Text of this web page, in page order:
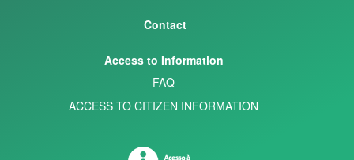
Contact
Access to Information
FAQ
ACCESS TO CITIZEN INFORMATION